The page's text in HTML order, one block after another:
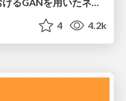
4 4.2k